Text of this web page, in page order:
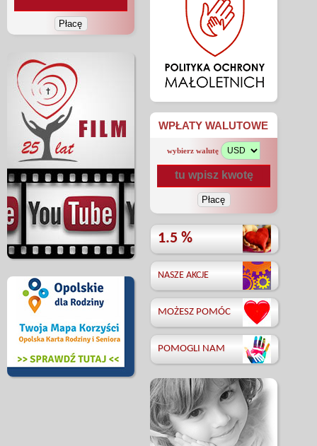
WPŁATY WALUTOWE
wybierz walutę
1.5 %
NASZE AKCJE
MOŻESZ POMÓC
POMOGLI NAM